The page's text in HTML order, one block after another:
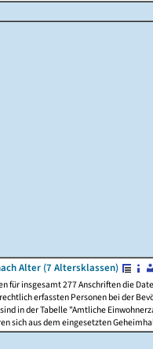
Alter (7 Altersklassen)
für insgesamt 277 Anschriften die
erfassten Personen bei der
in der Tabelle "Amtliche
sich aus dem eingesetzten